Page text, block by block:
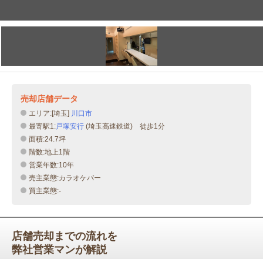
売却店舗データ
エリア:[埼玉] 川口市
最寄駅1:戸塚安行 (埼玉高速鉄道) 徒歩1分
面積:24.7坪
階数:地上1階
営業年数:10年
売主業態:カラオケバー
買主業態:-
店舗売却までの流れを
弊社営業マンが解説